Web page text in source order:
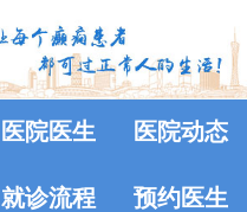
医院医生 医院动态
就诊流程 预约医生